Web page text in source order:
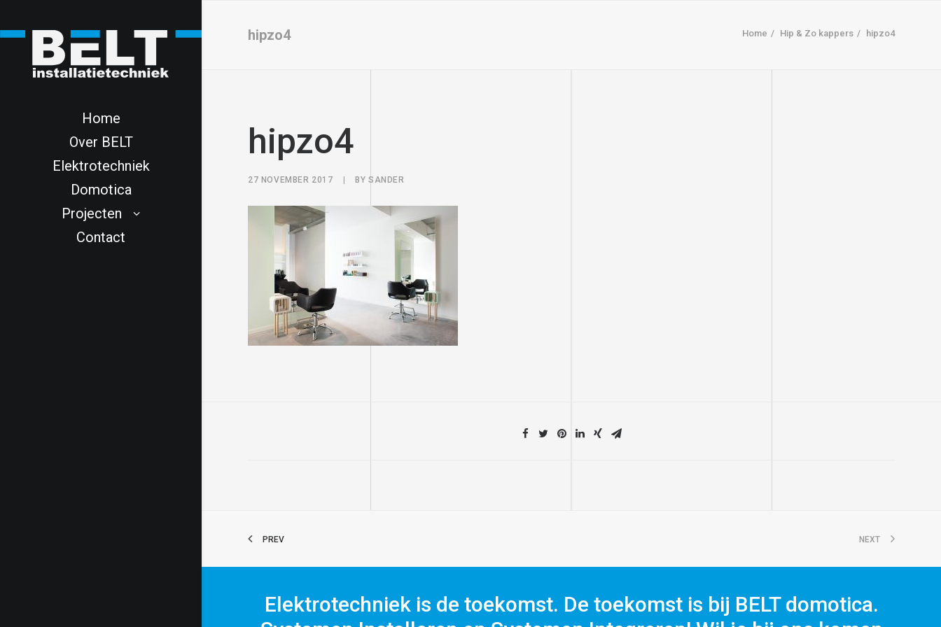
Home
Over BELT
Elektrotechniek
Domotica
Projecten
Contact
hipzo4 Home Hip & Zo kappers hipzo4
hipzo4
27 NOVEMBER 2017 BYSANDER
PREV NEXT
Elektrotechniek is de toekomst. De toekomst is bij BELT domotica.